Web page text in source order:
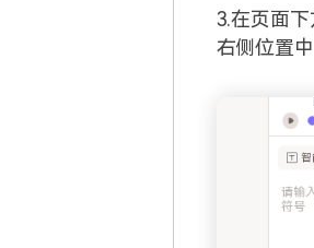
3.在页面
右侧位置